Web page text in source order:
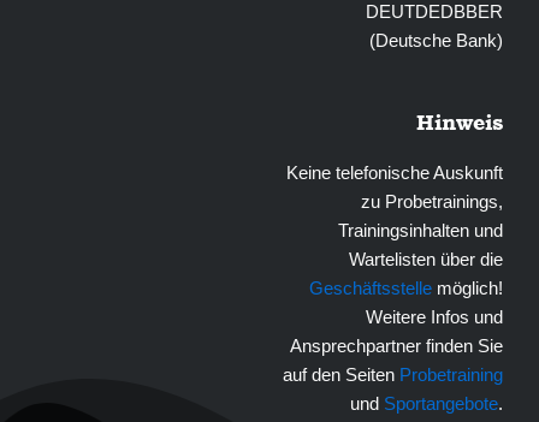
DEUTDEDBBER
(Deutsche Bank)
Hinweis
Keine telefonische Auskunft
zu Probetrainings,
Trainingsinhalten und
Wartelisten über die
Geschäftsstelle möglich!
Weitere Infos und
Ansprechpartner finden Sie
auf den Seiten Probetraining
und Sportangebote.